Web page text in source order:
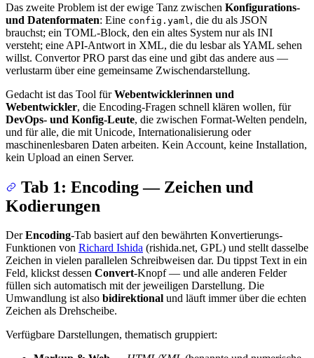
Das zweite Problem ist der ewige Tanz zwischen Konfigurations-
und Datenformaten: Eine config.yaml , die du als JSON
brauchst; ein TOML-Block, den ein altes System nur als INI
versteht; eine API-Antwort in XML, die du lesbar als YAML sehen
willst. Convertor PRO parst das eine und gibt das andere aus —
verlustarm über eine gemeinsame Zwischendarstellung.
Gedacht ist das Tool fürWebentwicklerinnen und
Webentwickler, die Encoding-Fragen schnell klären wollen, für
DevOps- und Konfig-Leute, die zwischen Format-Welten pendeln,
und für alle, die mit Unicode, Internationalisierung oder
maschinenlesbaren Daten arbeiten. Kein Account, keine Installation,
kein Upload an einen Server.
Tab 1: Encoding — Zeichen und
Kodierungen
DerEncoding-Tab basiert auf den bewährten Konvertierungs-
Funktionen von Richard Ishida (rishida.net, GPL) und stellt dasselbe
Zeichen in vielen parallelen Schreibweisen dar. Du tippst Text in ein
Feld, klickst dessen Convert-Knopf — und alle anderen Felder
füllen sich automatisch mit der jeweiligen Darstellung. Die
Umwandlung ist also bidirektional und läuft immer über die echten
Zeichen als Drehscheibe.
Verfügbare Darstellungen, thematisch gruppiert: